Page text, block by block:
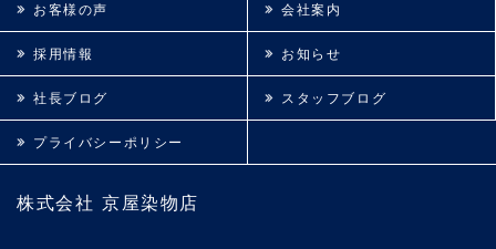
株式会社 京屋染物店
お客様の声 会社案内
採用情報 お知らせ
社長ブログ スタッフブログ
プライバシーポリシー